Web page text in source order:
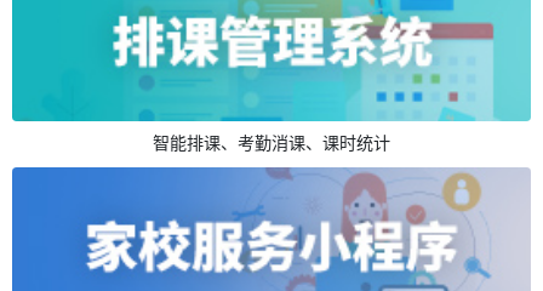
智能排课、考勤消课、课时统计